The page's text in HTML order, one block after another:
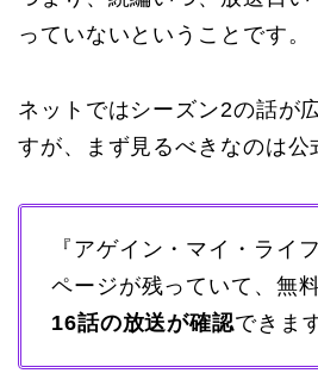
っていないということです。
ネットではシーズン2の話が
すが、まず見るべきなのは公
『アゲイン・マイ・ライ
ページが残っていて、無
16話の放送が確認できま